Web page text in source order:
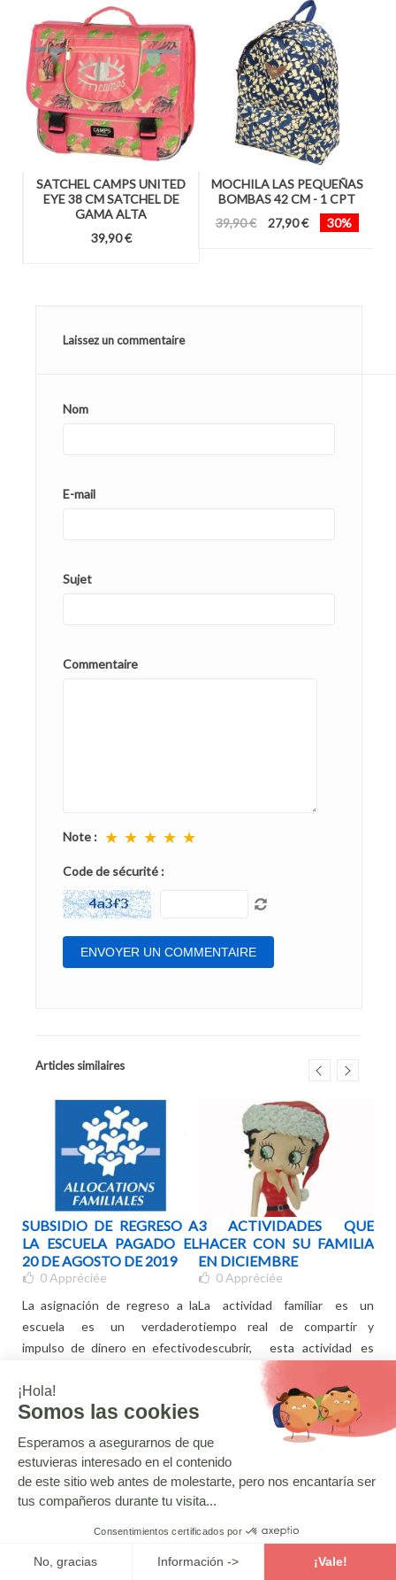
SATCHEL CAMPS UNITED
EYE 38 CM SATCHEL DE
GAMA ALTA
39,90 €
MOCHILA LAS PEQUEÑAS
BOMBAS 42 CM - 1 CPT
39,90 €
27,90 € 30%
Laissez un commentaire
Nom
E-mail
Sujet
Commentaire
Note : ★ ★ ★ ★ ★
Code de sécurité :
Articles similaires
SUBSIDIO DE REGRESO A
LA ESCUELA PAGADO EL
20 DE AGOSTO DE 2019
0 Appréciée
La asignación de regreso a la
escuela es un verdadero
impulso de dinero en efectivo
Francia,...
Leer más
3 ACTIVIDADES QUE
HACER CON SU FAMILIA
EN DICIEMBRE
0 Appréciée
La actividad familiar es un
tiempo real de compartir y
descubrir, esta actividad es
muy importante para el...